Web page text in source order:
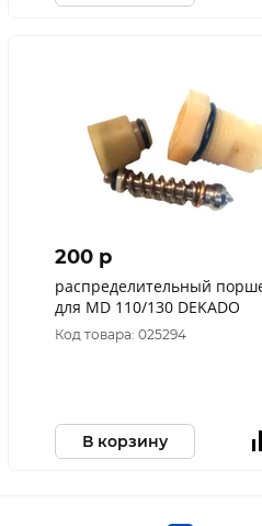
200 p
распределительный
для MD 110/130 DEKADO
Код товара: 025294
В корзину